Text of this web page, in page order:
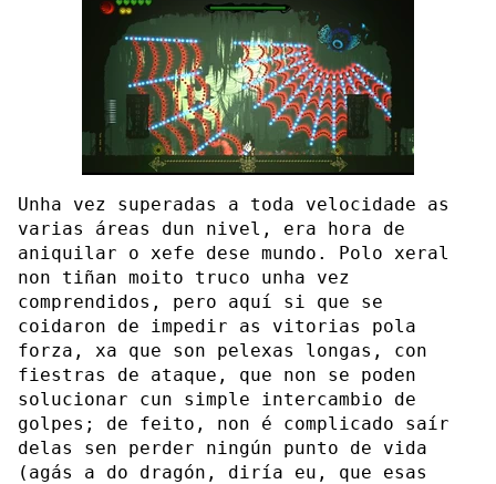
Unha vez superadas a toda velocidade as
varias áreas dun nivel, era hora de
aniquilar o xefe dese mundo. Polo xeral
non tiñan moito truco unha vez
comprendidos, pero aquí si que se
coidaron de impedir as vitorias pola
forza, xa que son pelexas longas, con
fiestras de ataque, que non se poden
solucionar cun simple intercambio de
golpes; de feito, non é complicado saír
delas sen perder ningún punto de vida
(agás a do dragón, diría eu, que esas